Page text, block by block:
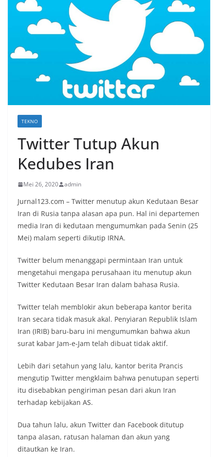
TEKNO
Twitter Tutup Akun
Kedubes Iran
Mei 26, 2020 admin
Jurnal123.com – Twitter menutup akun Kedutaan Besar
Iran di Rusia tanpa alasan apa pun. Hal ini departemen
media Iran di kedutaan mengumumkan pada Senin (25
Mei) malam seperti dikutip IRNA.
Twitter belum menanggapi permintaan Iran untuk
mengetahui mengapa perusahaan itu menutup akun
Twitter Kedutaan Besar Iran dalam bahasa Rusia.
Twitter telah memblokir akun beberapa kantor berita
Iran secara tidak masuk akal. Penyiaran Republik Islam
Iran (IRIB) baru-baru ini mengumumkan bahwa akun
surat kabar Jam-e-Jam telah dibuat tidak aktif.
Lebih dari setahun yang lalu, kantor berita Prancis
mengutip Twitter mengklaim bahwa penutupan seperti
itu disebabkan pengiriman pesan dari akun Iran
terhadap kebijakan AS.
Dua tahun lalu, akun Twitter dan Facebook ditutup
tanpa alasan, ratusan halaman dan akun yang
ditautkan ke Iran.